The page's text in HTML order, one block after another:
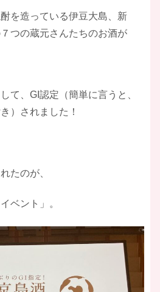
を造っている伊豆大島、新
つの蔵元さんたちのお酒が
て、GI認定（簡単に言うと、
）されました！
たのが、
ベント」。